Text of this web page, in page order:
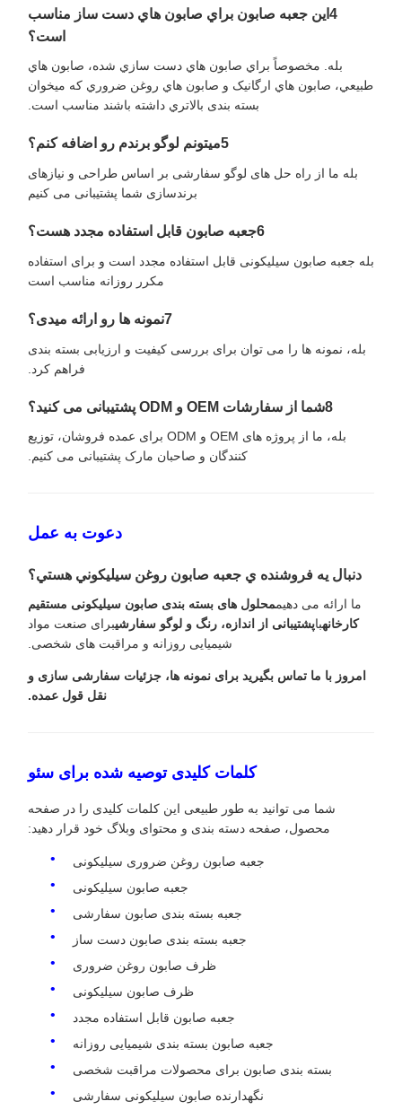
4اين جعبه صابون براي صابون هاي دست ساز مناسب
است؟
بله. مخصوصاً براي صابون هاي دست سازي شده، صابون هاي
طبيعي، صابون هاي ارگانیک و صابون هاي روغن ضروري که ميخوان
بسته بندی بالاتري داشته باشند مناسب است.
5ميتونم لوگو برندم رو اضافه کنم؟
بله ما از راه حل های لوگو سفارشی بر اساس طراحی و نیازهای
برندسازی شما پشتیبانی می کنیم
6جعبه صابون قابل استفاده مجدد هست؟
بله جعبه صابون سیلیکونی قابل استفاده مجدد است و برای استفاده
مکرر روزانه مناسب است
7نمونه ها رو ارائه میدی؟
بله، نمونه ها را می توان برای بررسی کیفیت و ارزیابی بسته بندی
فراهم کرد.
8شما از سفارشات OEM و ODM پشتیبانی می کنید؟
بله، ما از پروژه های OEM و ODM برای عمده فروشان، توزیع
کنندگان و صاحبان مارک پشتیبانی می کنیم.
دعوت به عمل
دنبال يه فروشنده ي جعبه صابون روغن سيليکوني هستي؟
ما ارائه می دهیممحلول های بسته بندی صابون سیلیکونی مستقیم
کارخانهباپشتیبانی از اندازه، رنگ و لوگو سفارشیبرای صنعت مواد
شیمیایی روزانه و مراقبت های شخصی.
امروز با ما تماس بگیرید برای نمونه ها، جزئیات سفارشی سازی و
نقل قول عمده.
کلمات کلیدی توصیه شده برای سئو
شما می توانید به طور طبیعی این کلمات کلیدی را در صفحه
محصول، صفحه دسته بندی و محتوای وبلاگ خود قرار دهید:
جعبه صابون روغن ضروری سیلیکونی
جعبه صابون سیلیکونی
جعبه بسته بندی صابون سفارشی
جعبه بسته بندی صابون دست ساز
ظرف صابون روغن ضروری
ظرف صابون سیلیکونی
جعبه صابون قابل استفاده مجدد
جعبه صابون بسته بندی شیمیایی روزانه
بسته بندی صابون برای محصولات مراقبت شخصی
نگهدارنده صابون سیلیکونی سفارشی